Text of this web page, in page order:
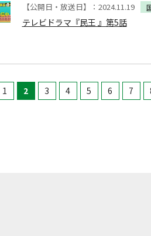
【公開日・放送日】：2024.11.19
テレビドラマ『民王 』第5話
1 2 3 4 5 6 7